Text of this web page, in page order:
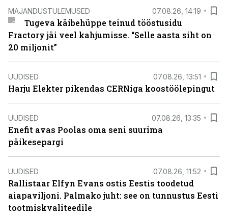
MAJANDUSTULEMUSED 07.08.26, 14:19
Tugeva käibehüppe teinud tööstusidu
Fractory jäi veel kahjumisse. “Selle aasta siht on
20 miljonit”
UUDISED 07.08.26, 13:51
Harju Elekter pikendas CERNiga koostöölepingut
UUDISED 07.08.26, 13:35
Enefit avas Poolas oma seni suurima
päikesepargi
UUDISED 07.08.26, 11:52
Rallistaar Elfyn Evans ostis Eestis toodetud
aiapaviljoni. Palmako juht: see on tunnustus Eesti
tootmiskvaliteedile